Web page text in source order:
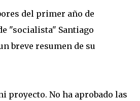
del primer año de
"socialista" Santiago
breve resumen de su
proyecto. No ha aprobado las